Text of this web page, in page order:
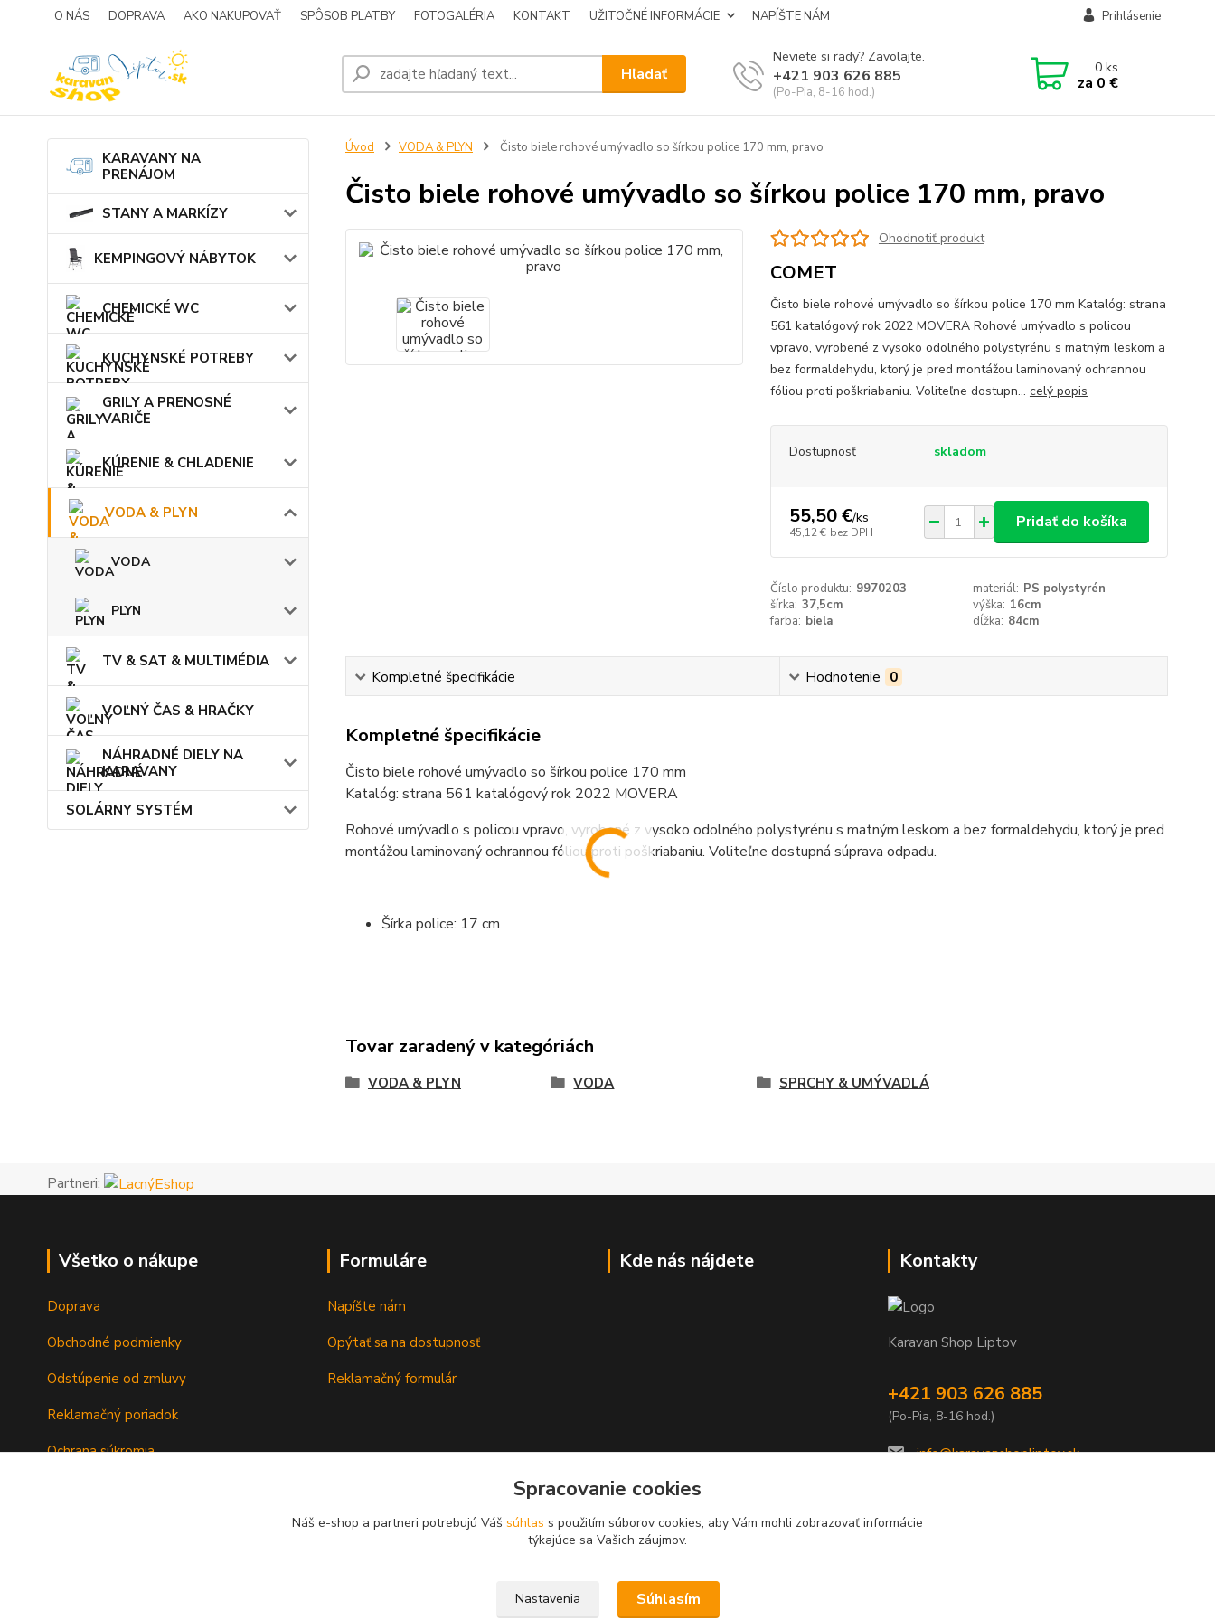
O NÁS DOPRAVA AKO NAKUPOVAŤ SPÔSOB PLATBY FOTOGALÉRIA KONTAKT UŽITOČNÉ INFORMÁCIE NAPÍŠTE NÁM Prihlásenie
Hľadať
Neviete si rady? Zavolajte.
+421 903 626 885
(Po-Pia, 8-16 hod.)
0ks
za 0 €
KARAVANY NA
PRENÁJOM
STANY A MARKÍZY
KEMPINGOVÝ NÁBYTOK
CHEMICKÉ WC
KUCHYNSKÉ POTREBY
GRILY A PRENOSNÉ
VARIČE
KÚRENIE & CHLADENIE
VODA & PLYN
VODA
PLYN
TV & SAT & MULTIMÉDIA
VOĽNÝ ČAS & HRAČKY
NÁHRADNÉ DIELY NA
KARAVANY
SOLÁRNY SYSTÉM
Úvod VODA & PLYN Čisto biele rohové umývadlo so šírkou police 170 mm, pravo
Čisto biele rohové umývadlo so šírkou police 170 mm, pravo
Ohodnotiť produkt
COMET
Čisto biele rohové umývadlo so šírkou police 170 mm Katalóg: strana
561 katalógový rok 2022 MOVERA Rohové umývadlo s policou
vpravo, vyrobené z vysoko odolného polystyrénu s matným leskom a
bez formaldehydu, ktorý je pred montážou laminovaný ochrannou
fóliou proti poškriabaniu. Voliteľne dostupn... celý popis
Dostupnosť skladom
55,50 €/ks
45,12 € bez DPH
Pridať do košíka
Číslo produktu: 9970203 materiál: PS polystyrén
šírka: 37,5cm výška: 16cm
farba: biela dĺžka: 84cm
Kompletné špecifikácie Hodnotenie 0
Kompletné špecifikácie
Čisto biele rohové umývadlo so šírkou police 170 mm
Katalóg: strana 561 katalógový rok 2022 MOVERA
Rohové umývadlo s policou vpravo, vyrobené z vysoko odolného polystyrénu s matným leskom a bez formaldehydu, ktorý je pred
montážou laminovaný ochrannou fóliou proti poškriabaniu. Voliteľne dostupná súprava odpadu.
Šírka police: 17 cm
Tovar zaradený v kategóriách
VODA & PLYN VODA SPRCHY & UMÝVADLÁ
Partneri:
Všetko o nákupe
Doprava
Obchodné podmienky
Odstúpenie od zmluvy
Reklamačný poriadok
Ochrana súkromia
Formuláre
Napíšte nám
Opýtať sa na dostupnosť
Reklamačný formulár
Kde nás nájdete Kontakty
Karavan Shop Liptov
+421 903 626 885
(Po-Pia, 8-16 hod.)
info@karavanshopliptov.sk
Spracovanie cookies
Náš e-shop a partneri potrebujú Váš súhlas s použitím súborov cookies, aby Vám mohli zobrazovať informácie
týkajúce sa Vašich záujmov.
Nastavenia Súhlasím